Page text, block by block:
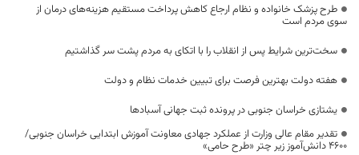
طرح پزشک خانواده و نظام ارجاع کاهش پرداخت مستقیم هزینه‌های درمان از
سوی مردم است
سخت‌ترین شرایط پس از انقلاب را با اتکای به مردم پشت سر گذاشتیم
هفته دولت بهترین فرصت برای تبیین خدمات نظام و دولت
یشتازی خراسان جنوبی در پرونده ثبت جهانی آسبادها
تقدیر مقام عالی وزارت از عملکرد جهادی معاونت آموزش ابتدایی خراسان جنوبی/
۴۶۰۰ دانش‌آموز زیر چتر «طرح حامی»